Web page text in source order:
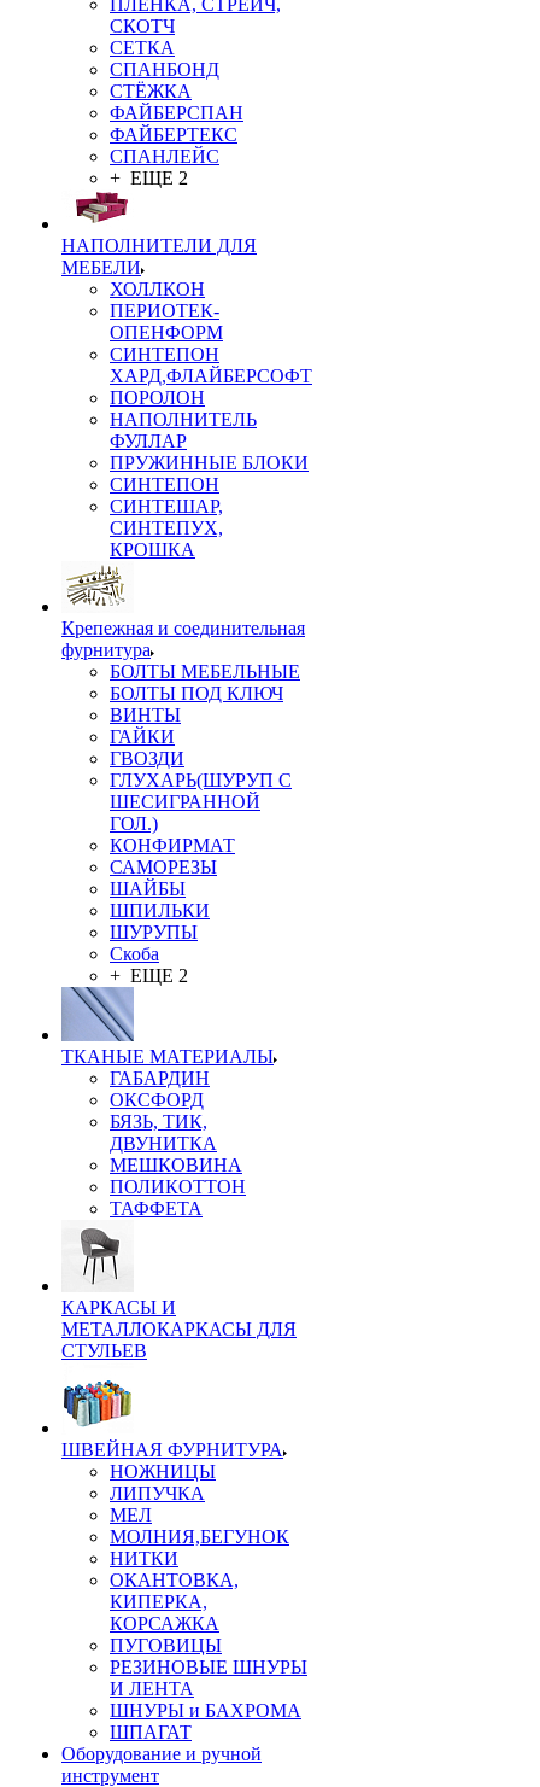
ПЛЁНКА, СТРЕЙЧ,
СКОТЧ
СЕТКА
СПАНБОНД
СТЁЖКА
ФАЙБЕРСПАН
ФАЙБЕРТЕКС
СПАНЛЕЙС
+ ЕЩЕ 2
НАПОЛНИТЕЛИ ДЛЯ
МЕБЕЛИ
ХОЛЛКОН
ПЕРИОТЕК-
ОПЕНФОРМ
СИНТЕПОН
ХАРД,ФЛАЙБЕРСОФТ
ПОРОЛОН
НАПОЛНИТЕЛЬ
ФУЛЛАР
ПРУЖИННЫЕ БЛОКИ
СИНТЕПОН
СИНТЕШАР,
СИНТЕПУХ,
КРОШКА
Крепежная и соединительная
фурнитура
БОЛТЫ МЕБЕЛЬНЫЕ
БОЛТЫ ПОД КЛЮЧ
ВИНТЫ
ГАЙКИ
ГВОЗДИ
ГЛУХАРЬ(ШУРУП С
ШЕСИГРАННОЙ
ГОЛ.)
КОНФИРМАТ
САМОРЕЗЫ
ШАЙБЫ
ШПИЛЬКИ
ШУРУПЫ
Скоба
+ ЕЩЕ 2
ТКАНЫЕ МАТЕРИАЛЫ
ГАБАРДИН
ОКСФОРД
БЯЗЬ, ТИК,
ДВУНИТКА
МЕШКОВИНА
ПОЛИКОТТОН
ТАФФЕТА
КАРКАСЫ И
МЕТАЛЛОКАРКАСЫ ДЛЯ
СТУЛЬЕВ
ШВЕЙНАЯ ФУРНИТУРА
НОЖНИЦЫ
ЛИПУЧКА
МЕЛ
МОЛНИЯ,БЕГУНОК
НИТКИ
ОКАНТОВКА,
КИПЕРКА,
КОРСАЖКА
ПУГОВИЦЫ
РЕЗИНОВЫЕ ШНУРЫ
И ЛЕНТА
ШНУРЫ и БАХРОМА
ШПАГАТ
Оборудование и ручной
инструмент